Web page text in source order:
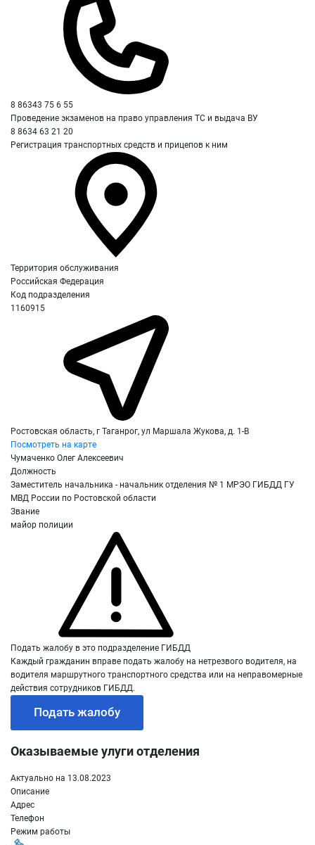
8 86343 75 6 55
Проведение экзаменов на право управления ТС и выдача ВУ
8 8634 63 21 20
Регистрация транспортных средств и прицепов к ним
Территория обслуживания
Российская Федерация
Код подразделения
1160915
Ростовская область, г Таганрог, ул Маршала Жукова, д. 1-В
Посмотреть на карте
Чумаченко Олег Алексеевич
Должность
Заместитель начальника - начальник отделения № 1 МРЭО ГИБДД ГУ
МВД России по Ростовской области
Звание
майор полиции
Подать жалобу в это подразделение ГИБДД
Каждый гражданин вправе подать жалобу на нетрезвого водителя, на
водителя маршрутного транспортного средства или на неправомерные
действия сотрудников ГИБДД.
Подать жалобу
Оказываемые улуги отделения
Актуально на 13.08.2023
Описание
Адрес
Телефон
Режим работы